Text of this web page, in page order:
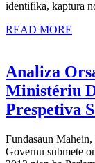
identifika, kaptura
READ MORE
Analiza
Ministériu
Prespetiva
Fundasaun
Governu submete